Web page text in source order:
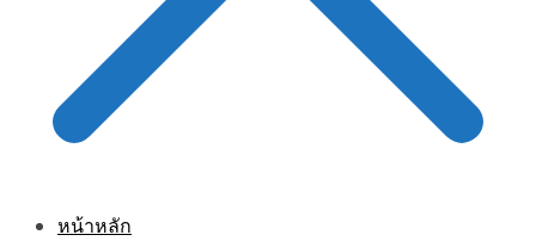
หน้าหลัก